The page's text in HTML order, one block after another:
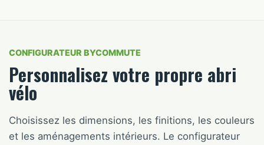
CONFIGURATEUR BYCOMMUTE
Personnalisez votre propre abri
vélo
Choisissez les dimensions, les finitions, les couleurs
et les aménagements intérieurs. Le configurateur